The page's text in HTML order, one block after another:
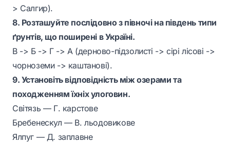
> Салгир).
8. Розташуйте послідовно з півночі на південь типи
ґрунтів, що поширені в Україні.
В -> Б -> Г -> А (дерново-підзолисті -> сірі лісові ->
чорноземи -> каштанові).
9. Установіть відповідність між озерами та
походженням їхніх улоговин.
Світязь — Г. карстове
Бребенескул — В. льодовикове
Ялпуг — Д. заплавне